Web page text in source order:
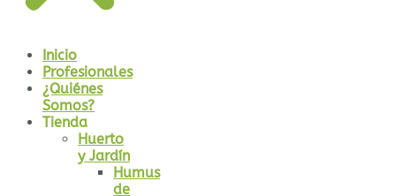
Inicio
Profesionales
¿Quiénes
Somos?
Tienda
Huerto
y Jardín
Humus
de